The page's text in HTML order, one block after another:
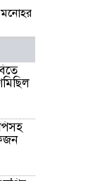
জামায়াতের গণমিছিল